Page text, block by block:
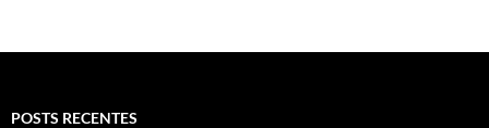
POSTS RECENTES